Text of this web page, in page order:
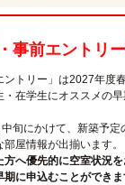
事前エントリ
ントリー」は2027年度
・在学生にオススメの
旬にかけて、新築予定
屋情報が出揃います。
へ優先的に空室状況を
に申込むことができま